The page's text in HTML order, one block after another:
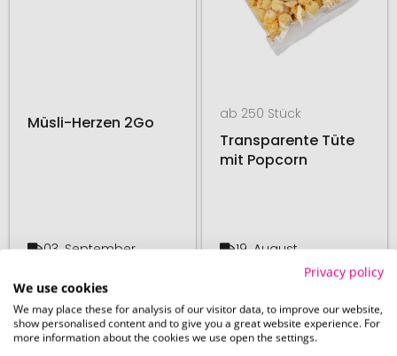
Müsli-Herzen 2Go
03. September
ab 250 Stück
Transparente Tüte
mit Popcorn
19. August
# 445.277448 # 445.277449
Privacy policy
We use cookies
We may place these for analysis of our visitor data, to improve our website,
show personalised content and to give you a great website experience. For
more information about the cookies we use open the settings.